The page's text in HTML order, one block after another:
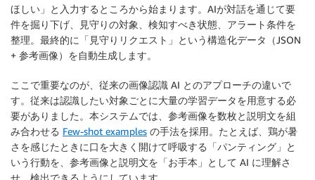
ほしい」と入力するところから始まります。AIが対話を通じて要
件を掘り下げ、見守りの対象、検知すべき状態、アラート条件を
整理。最終的に「見守りリクエスト」という構造化データ（JSON
+ 参考画像）を自動生成します。
ここで重要なのが、従来の画像認識 AI とのアプローチの違いで
す。従来は認識したい対象ごとに大量の学習データを用意する必
要がありました。本システムでは、参考画像を数枚と説明文を組
み合わせる Few-shot examples の手法を採用。たとえば、鶏が暑
さを感じたときに口を大きく開けて呼吸する「パンティング」と
いう行動を、参考画像と説明文を「お手本」として AI に理解さ
せ、検出できるようにしています。